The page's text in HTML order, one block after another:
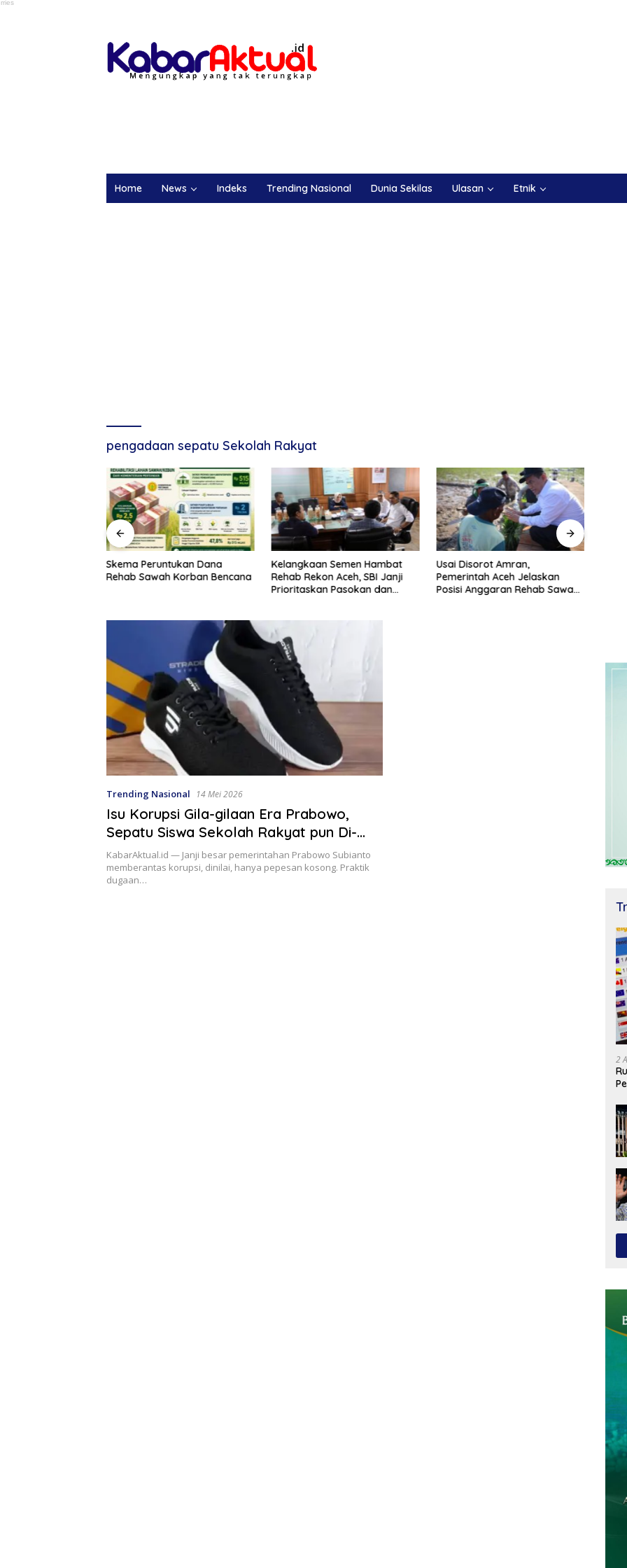
Home News Indeks Trending Nasional Dunia Sekilas Ulasan Etnik
pengadaan sepatu Sekolah Rakyat
Skema Peruntukan Dana
Rehab Sawah Korban Bencana
Kelangkaan Semen Hambat
Rehab Rekon Aceh, SBI Janji
Prioritaskan Pasokan dan
Usai Disorot Amran,
Pemerintah Aceh Jelaskan
Posisi Anggaran Rehab Sawah
Trending Nasional 14 Mei 2026
Isu Korupsi Gila-gilaan Era Prabowo,
Sepatu Siswa Sekolah Rakyat pun Di-
mark Up
KabarAktual.id — Janji besar pemerintahan Prabowo Subianto
memberantas korupsi, dinilai, hanya pepesan kosong. Praktik
dugaan…
2